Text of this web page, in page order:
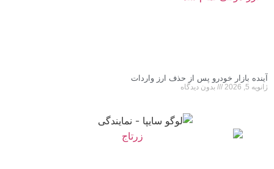
آینده بازار خودرو پس از حذف ارز واردات
ژانویه 5, 2026 بدون دیدگاه